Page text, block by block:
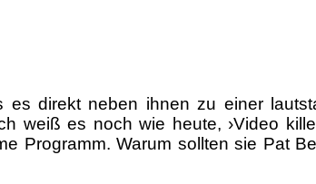
direkt neben ihnen zu einer
weiß es noch wie heute, ›Video
Programm. Warum sollten sie Pat